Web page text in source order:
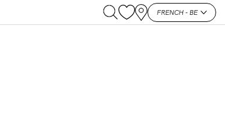
FRENCH - BE